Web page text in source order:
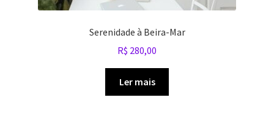
Serenidade à Beira-Mar
R$ 280,00
Ler mais